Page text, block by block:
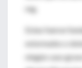
mg.
Estas fueron
estornudos o
ningún caso